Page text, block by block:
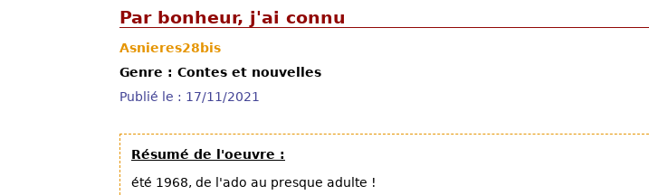
Par bonheur, j'ai connu
Asnieres28bis
Genre : Contes et nouvelles
Publié le : 17/11/2021
Résumé de l'oeuvre :
été 1968, de l'ado au presque adulte !